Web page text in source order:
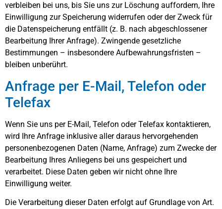
verbleiben bei uns, bis Sie uns zur Löschung auffordern, Ihre
Einwilligung zur Speicherung widerrufen oder der Zweck für
die Datenspeicherung entfällt (z. B. nach abgeschlossener
Bearbeitung Ihrer Anfrage). Zwingende gesetzliche
Bestimmungen – insbesondere Aufbewahrungsfristen –
bleiben unberührt.
Anfrage per E-Mail, Telefon oder
Telefax
Wenn Sie uns per E-Mail, Telefon oder Telefax kontaktieren,
wird Ihre Anfrage inklusive aller daraus hervorgehenden
personenbezogenen Daten (Name, Anfrage) zum Zwecke der
Bearbeitung Ihres Anliegens bei uns gespeichert und
verarbeitet. Diese Daten geben wir nicht ohne Ihre
Einwilligung weiter.
Die Verarbeitung dieser Daten erfolgt auf Grundlage von Art.